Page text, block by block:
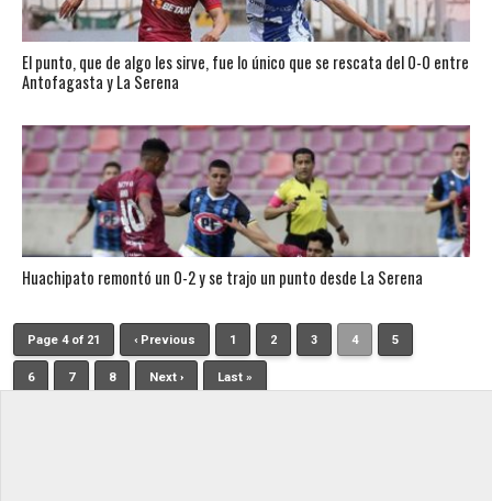
El punto, que de algo les sirve, fue lo único que se rescata del 0-0 entre
Antofagasta y La Serena
Huachipato remontó un 0-2 y se trajo un punto desde La Serena
Page 4 of 21 ‹ Previous 1 2 3 4 5
6 7 8 Next › Last »